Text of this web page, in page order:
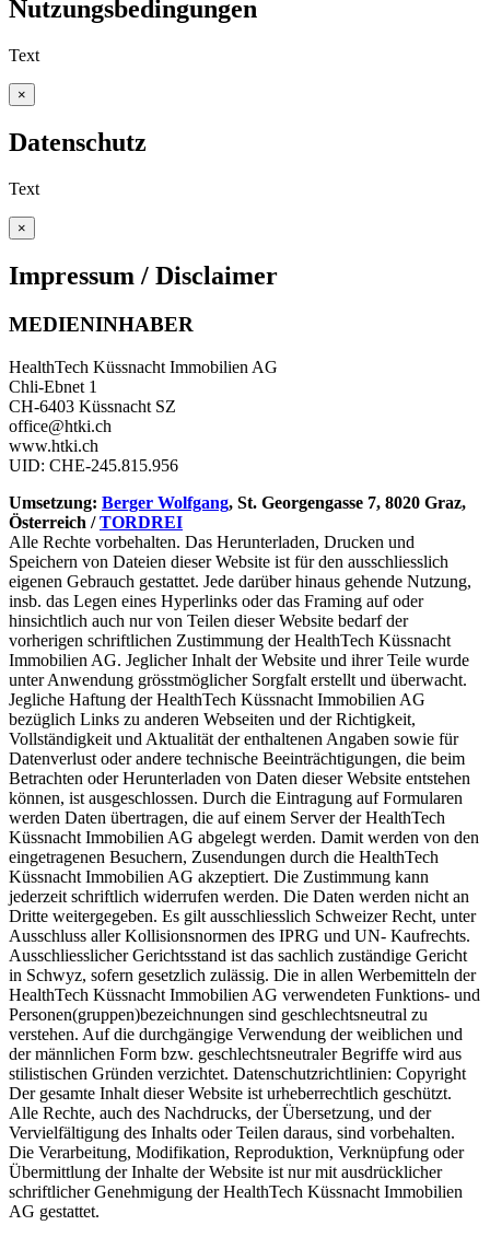
Nutzungsbedingungen
Text
×
Datenschutz
Text
×
Impressum / Disclaimer
MEDIENINHABER
HealthTech Küssnacht Immobilien AG
Chli-Ebnet 1
CH-6403 Küssnacht SZ
office@htki.ch
www.htki.ch
UID: CHE-245.815.956
Umsetzung: Berger Wolfgang, St. Georgengasse 7, 8020 Graz,
Österreich /TORDREI
Alle Rechte vorbehalten. Das Herunterladen, Drucken und
Speichern von Dateien dieser Website ist für den ausschliesslich
eigenen Gebrauch gestattet. Jede darüber hinaus gehende Nutzung,
insb. das Legen eines Hyperlinks oder das Framing auf oder
hinsichtlich auch nur von Teilen dieser Website bedarf der
vorherigen schriftlichen Zustimmung der HealthTech Küssnacht
Immobilien AG. Jeglicher Inhalt der Website und ihrer Teile wurde
unter Anwendung grösstmöglicher Sorgfalt erstellt und überwacht.
Jegliche Haftung der HealthTech Küssnacht Immobilien AG
bezüglich Links zu anderen Webseiten und der Richtigkeit,
Vollständigkeit und Aktualität der enthaltenen Angaben sowie für
Datenverlust oder andere technische Beeinträchtigungen, die beim
Betrachten oder Herunterladen von Daten dieser Website entstehen
können, ist ausgeschlossen. Durch die Eintragung auf Formularen
werden Daten übertragen, die auf einem Server der HealthTech
Küssnacht Immobilien AG abgelegt werden. Damit werden von den
eingetragenen Besuchern, Zusendungen durch die HealthTech
Küssnacht Immobilien AG akzeptiert. Die Zustimmung kann
jederzeit schriftlich widerrufen werden. Die Daten werden nicht an
Dritte weitergegeben. Es gilt ausschliesslich Schweizer Recht, unter
Ausschluss aller Kollisionsnormen des IPRG und UN- Kaufrechts.
Ausschliesslicher Gerichtsstand ist das sachlich zuständige Gericht
in Schwyz, sofern gesetzlich zulässig. Die in allen Werbemitteln der
HealthTech Küssnacht Immobilien AG verwendeten Funktions- und
Personen(gruppen)bezeichnungen sind geschlechtsneutral zu
verstehen. Auf die durchgängige Verwendung der weiblichen und
der männlichen Form bzw. geschlechtsneutraler Begriffe wird aus
stilistischen Gründen verzichtet. Datenschutzrichtlinien: Copyright
Der gesamte Inhalt dieser Website ist urheberrechtlich geschützt.
Alle Rechte, auch des Nachdrucks, der Übersetzung, und der
Vervielfältigung des Inhalts oder Teilen daraus, sind vorbehalten.
Die Verarbeitung, Modifikation, Reproduktion, Verknüpfung oder
Übermittlung der Inhalte der Website ist nur mit ausdrücklicher
schriftlicher Genehmigung der HealthTech Küssnacht Immobilien
AG gestattet.